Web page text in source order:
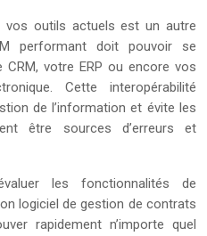
vos outils actuels est un autre
performant doit pouvoir se
votre ERP ou encore vos
Cette interopérabilité
de l’information et évite les
être sources d’erreurs et
les fonctionnalités de
logiciel de gestion de contrats
rapidement n’importe quel